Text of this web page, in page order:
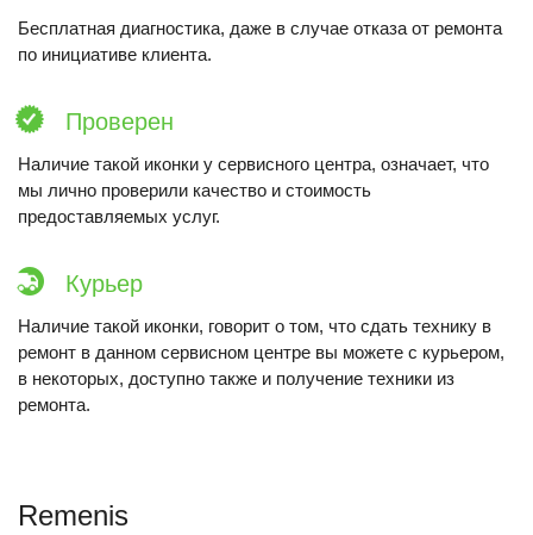
Бесплатная диагностика, даже в случае отказа от ремонта
по инициативе клиента.
Проверен
Наличие такой иконки у сервисного центра, означает, что
мы лично проверили качество и стоимость
предоставляемых услуг.
Курьер
Наличие такой иконки, говорит о том, что сдать технику в
ремонт в данном сервисном центре вы можете с курьером,
в некоторых, доступно также и получение техники из
ремонта.
Remenis